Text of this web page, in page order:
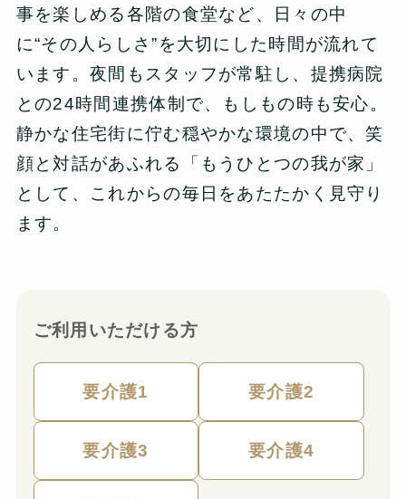
事を楽しめる各階の食堂など、日々の中
に“その人らしさ”を大切にした時間が流れて
います。夜間もスタッフが常駐し、提携病院
との24時間連携体制で、もしもの時も安心。
静かな住宅街に佇む穏やかな環境の中で、笑
顔と対話があふれる「もうひとつの我が家」
として、これからの毎日をあたたかく見守り
ます。
ご利用いただける方
要介護1 要介護2
要介護3 要介護4